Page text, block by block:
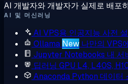
AI 개발자와 개발자가 실제로 배포
AI 및 머신러닝
AI VPS용 인공지능 사전
Ollama New 나만의 VPS
Jupyter Notebooks 내 서
딥러닝 GPU L4, L40S,
Anaconda Python 데이터